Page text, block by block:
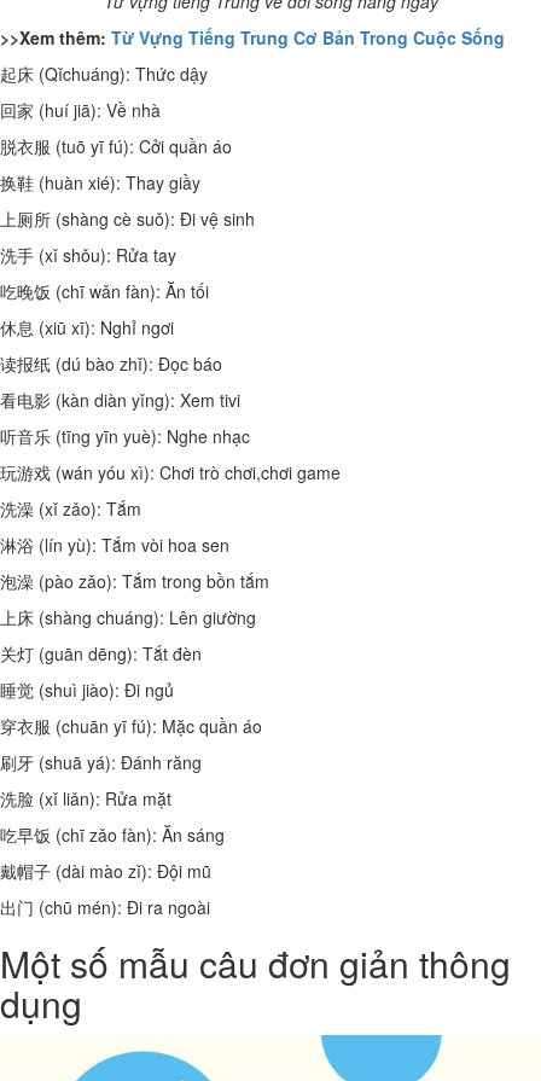
>>Xem thêm: Từ Vựng Tiếng Trung Cơ Bản Trong Cuộc Sống
起床 (Qǐchuáng): Thức dậy
回家 (huí jiā): Về nhà
脱衣服 (tuō yī fú): Cởi quần áo
换鞋 (huàn xié): Thay giầy
上厕所 (shàng cè suǒ): Đi vệ sinh
洗手 (xǐ shǒu): Rửa tay
吃晚饭 (chī wǎn fàn): Ăn tối
休息 (xiū xī): Nghỉ ngơi
读报纸 (dú bào zhǐ): Đọc báo
看电影 (kàn diàn yǐng): Xem tivi
听音乐 (tīng yīn yuè): Nghe nhạc
玩游戏 (wán yóu xì): Chơi trò chơi,chơi game
洗澡 (xǐ zǎo): Tắm
淋浴 (lín yù): Tắm vòi hoa sen
泡澡 (pào zǎo): Tắm trong bồn tắm
上床 (shàng chuáng): Lên giường
关灯 (guān dēng): Tắt đèn
睡觉 (shuì jiào): Đi ngủ
穿衣服 (chuān yī fú): Mặc quần áo
刷牙 (shuā yá): Đánh răng
洗脸 (xǐ liǎn): Rửa mặt
吃早饭 (chī zǎo fàn): Ăn sáng
戴帽子 (dài mào zǐ): Đội mũ
出门 (chū mén): Đi ra ngoài
Một số mẫu câu đơn giản thông
dụng